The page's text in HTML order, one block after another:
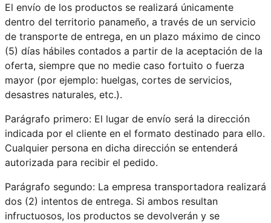
El envío de los productos se realizará únicamente
dentro del territorio panameño, a través de un servicio
de transporte de entrega, en un plazo máximo de cinco
(5) días hábiles contados a partir de la aceptación de la
oferta, siempre que no medie caso fortuito o fuerza
mayor (por ejemplo: huelgas, cortes de servicios,
desastres naturales, etc.).
Parágrafo primero: El lugar de envío será la dirección
indicada por el cliente en el formato destinado para ello.
Cualquier persona en dicha dirección se entenderá
autorizada para recibir el pedido.
Parágrafo segundo: La empresa transportadora realizará
dos (2) intentos de entrega. Si ambos resultan
infructuosos, los productos se devolverán y se